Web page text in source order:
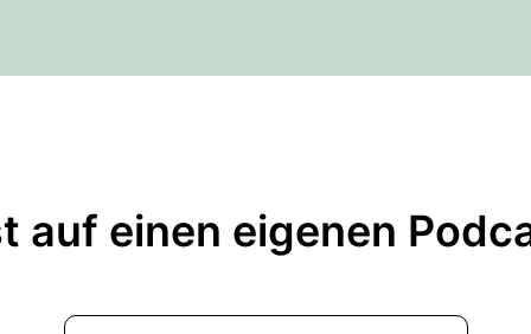
auf einen eigenen